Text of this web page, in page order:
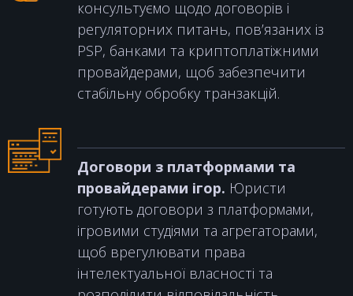
консультуємо щодо договорів і
регуляторних питань, пов’язаних із
PSP, банками та криптоплатіжними
провайдерами, щоб забезпечити
стабільну обробку транзакцій.
Договори з платформами та
провайдерами ігор. Юристи
готують договори з платформами,
ігровими студіями та агрегаторами,
щоб врегулювати права
інтелектуальної власності та